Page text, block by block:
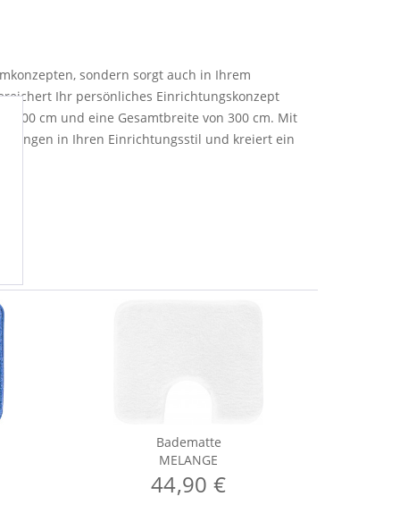
sondern sorgt auch in Ihrem
Ihr persönliches Einrichtungskonzept
400 cm und eine Gesamtbreite von 300 cm. Mit
in Ihren Einrichtungsstil und kreiert ein
Badematte
MELANGE
44,90 €